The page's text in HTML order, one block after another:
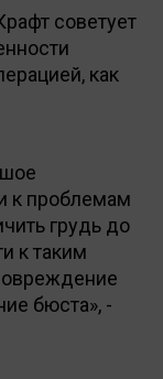
советует
как
к проблемам
грудь до
к таким
бюста», -